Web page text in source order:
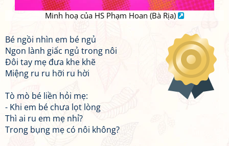
Minh hoạ của HS Phạm Hoan (Bà Rịa)
Bé ngồi nhìn em bé ngủ
Ngon lành giấc ngủ trong nôi
Đôi tay mẹ đưa khe khẽ
Miệng ru ru hỡi ru hời
Tò mò bé liền hỏi mẹ:
- Khi em bé chưa lọt lòng
Thì ai ru em mẹ nhỉ?
Trong bụng mẹ có nôi không?